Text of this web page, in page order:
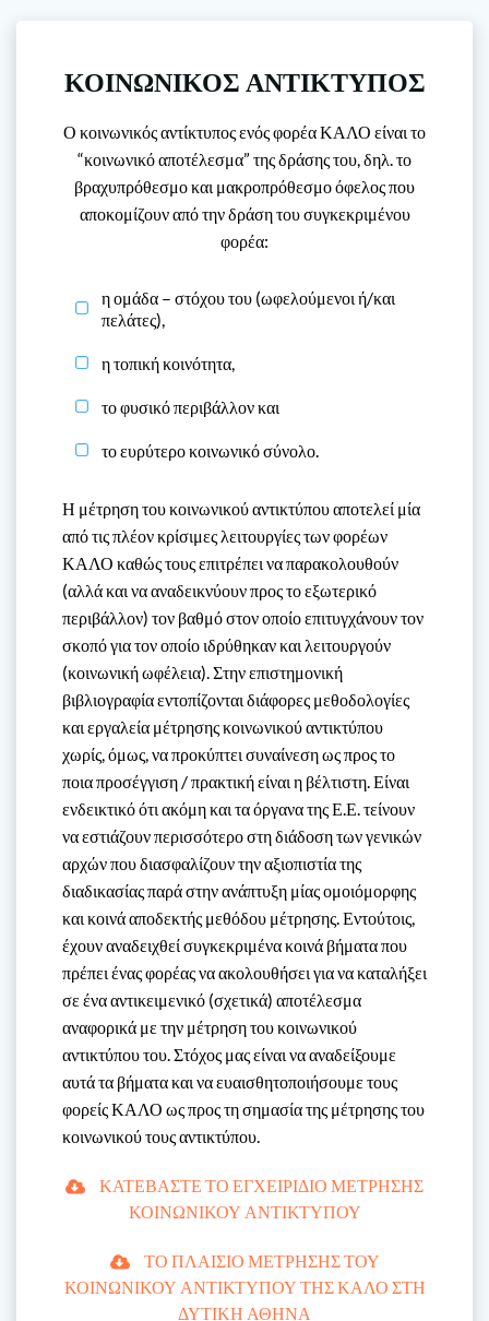
ΚΟΙΝΩΝΙΚΟΣ ΑΝΤΙΚΤΥΠΟΣ
Ο κοινωνικός αντίκτυπος ενός φορέα ΚΑΛΟ είναι το
“κοινωνικό αποτέλεσμα” της δράσης του, δηλ. το
βραχυπρόθεσμο και μακροπρόθεσμο όφελος που
αποκομίζουν από την δράση του συγκεκριμένου
φορέα:
η ομάδα – στόχου του (ωφελούμενοι ή/και
πελάτες),
η τοπική κοινότητα,
το φυσικό περιβάλλον και
το ευρύτερο κοινωνικό σύνολο.
Η μέτρηση του κοινωνικού αντικτύπου αποτελεί μία
από τις πλέον κρίσιμες λειτουργίες των φορέων
ΚΑΛΟ καθώς τους επιτρέπει να παρακολουθούν
(αλλά και να αναδεικνύουν προς το εξωτερικό
περιβάλλον) τον βαθμό στον οποίο επιτυγχάνουν τον
σκοπό για τον οποίο ιδρύθηκαν και λειτουργούν
(κοινωνική ωφέλεια). Στην επιστημονική
βιβλιογραφία εντοπίζονται διάφορες μεθοδολογίες
και εργαλεία μέτρησης κοινωνικού αντικτύπου
χωρίς, όμως, να προκύπτει συναίνεση ως προς το
ποια προσέγγιση / πρακτική είναι η βέλτιστη. Είναι
ενδεικτικό ότι ακόμη και τα όργανα της Ε.Ε. τείνουν
να εστιάζουν περισσότερο στη διάδοση των γενικών
αρχών που διασφαλίζουν την αξιοπιστία της
διαδικασίας παρά στην ανάπτυξη μίας ομοιόμορφης
και κοινά αποδεκτής μεθόδου μέτρησης. Εντούτοις,
έχουν αναδειχθεί συγκεκριμένα κοινά βήματα που
πρέπει ένας φορέας να ακολουθήσει για να καταλήξει
σε ένα αντικειμενικό (σχετικά) αποτέλεσμα
αναφορικά με την μέτρηση του κοινωνικού
αντικτύπου του. Στόχος μας είναι να αναδείξουμε
αυτά τα βήματα και να ευαισθητοποιήσουμε τους
φορείς ΚΑΛΟ ως προς τη σημασία της μέτρησης του
κοινωνικού τους αντικτύπου.
ΚΑΤΕΒΑΣΤΕ ΤΟ ΕΓΧΕΙΡΙΔΙΟ ΜΕΤΡΗΣΗΣ
ΚΟΙΝΩΝΙΚΟΥ ΑΝΤΙΚΤΥΠΟΥ
ΤΟ ΠΛΑΙΣΙΟ ΜΕΤΡΗΣΗΣ ΤΟΥ
ΚΟΙΝΩΝΙΚΟΥ ΑΝΤΙΚΤΥΠΟΥ ΤΗΣ ΚΑΛΟ ΣΤΗ
ΔΥΤΙΚΗ ΑΘΗΝΑ